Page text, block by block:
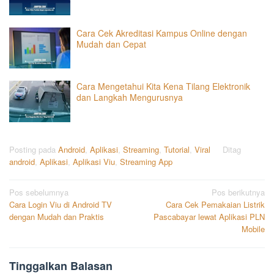
Cara Cek Akreditasi Kampus Online dengan
Mudah dan Cepat
Cara Mengetahui Kita Kena Tilang Elektronik
dan Langkah Mengurusnya
Posting pada Android Aplikasi Streaming Tutorial Viral
Ditag
android Aplikasi Aplikasi Viu Streaming App
Navigasi
pos
Pos sebelumnya
Cara Login Viu di Android TV
dengan Mudah dan Praktis
Pos berikutnya
Cara Cek Pemakaian Listrik
Pascabayar lewat Aplikasi PLN
Mobile
Tinggalkan Balasan